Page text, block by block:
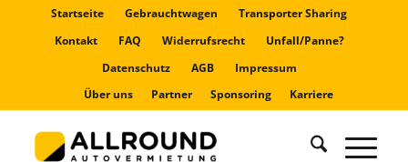
Startseite Gebrauchtwagen
Transporter Sharing
Kontakt
FAQ Widerrufsrecht
Unfall/Panne?
Datenschutz
AGB
Impressum
Über uns
Partner Sponsoring Karriere